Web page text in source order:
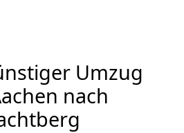
Umzug
nach